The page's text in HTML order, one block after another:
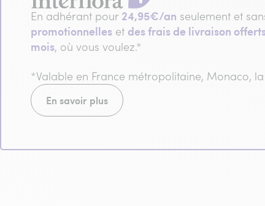
En adhérant pour 24,95€/an seulement et
promotionnelles et des frais de livraison
mois, où vous voulez.*
*Valable en France métropolitaine, Monaco,
En savoir plus